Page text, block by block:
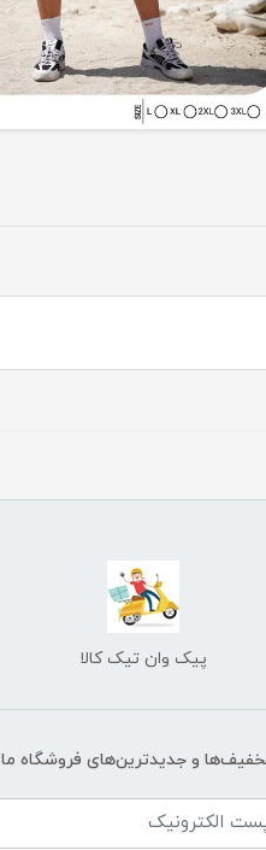
پیک وان تیک کالا
و جدیدترین‌های فروشگاه